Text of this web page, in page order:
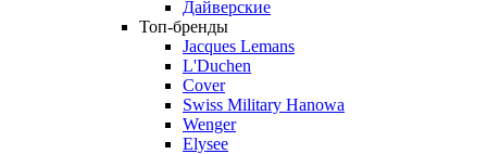
Дайверские
Топ-бренды
Jacques Lemans
L'Duchen
Cover
Swiss Military Hanowa
Wenger
Elysee